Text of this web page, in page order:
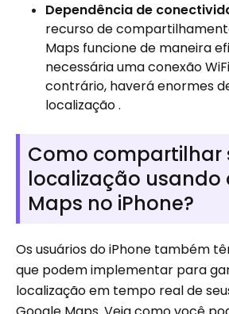
Dependência de
recurso de
Maps funcione de maneira
necessária uma conexão
contrário, haverá enormes
localização .
Como compartilhar
localização usando
Maps no iPhone?
Os usuários do iPhone também
que podem implementar para
localização em tempo real de